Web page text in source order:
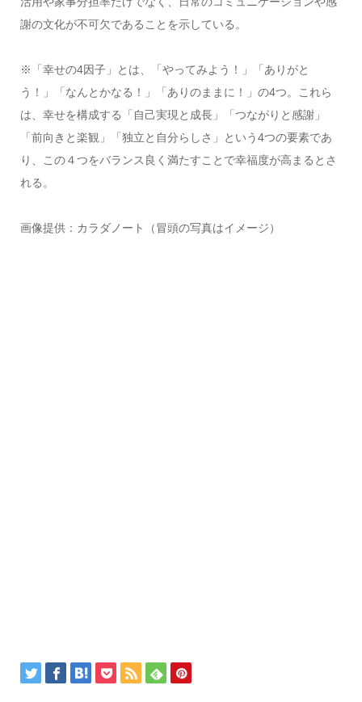
謝の文化が不可欠であることを示している。
※「幸せの4因子」とは、「やってみよう！」「ありがと
う！」「なんとかなる！」「ありのままに！」の4つ。これら
は、幸せを構成する「自己実現と成長」「つながりと感謝」
「前向きと楽観」「独立と自分らしさ」という4つの要素であ
り、この４つをバランス良く満たすことで幸福度が高まるとさ
れる。
画像提供：カラダノート（冒頭の写真はイメージ）